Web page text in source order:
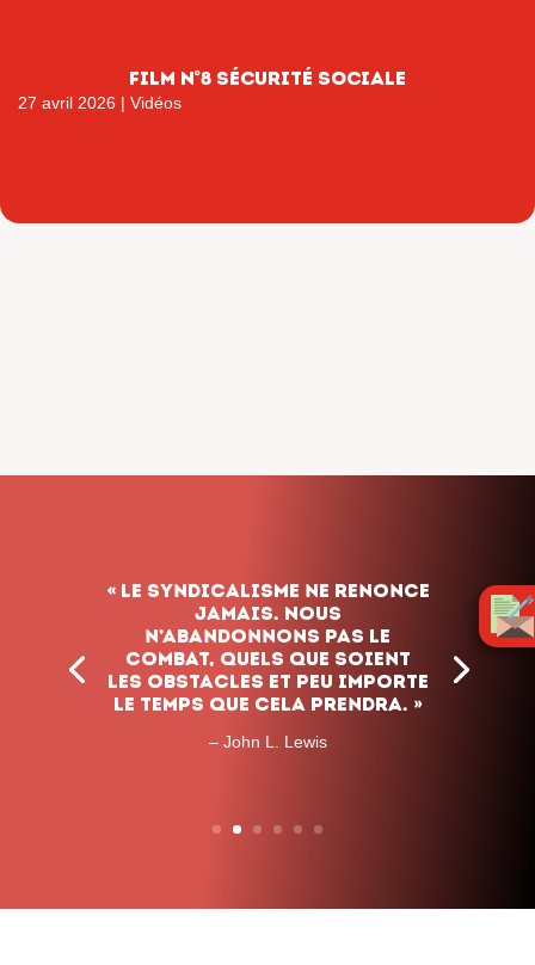
FILM N°8 SÉCURITÉ SOCIALE
27 avril 2026 | Vidéos
« Le syndicalisme ne renonce
jamais. Nous
n’abandonnons pas le
combat, quels que soient
les obstacles et peu importe
le temps que cela prendra. »
– John L. Lewis